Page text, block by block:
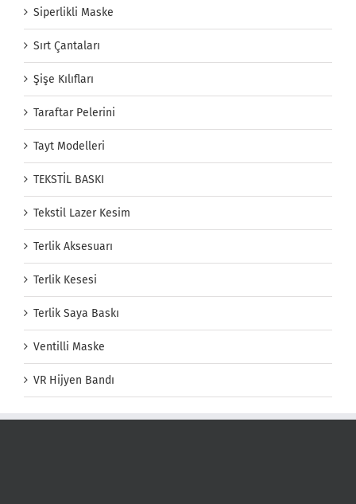
Siperlikli Maske
Sırt Çantaları
Şişe Kılıfları
Taraftar Pelerini
Tayt Modelleri
TEKSTİL BASKI
Tekstil Lazer Kesim
Terlik Aksesuarı
Terlik Kesesi
Terlik Saya Baskı
Ventilli Maske
VR Hijyen Bandı